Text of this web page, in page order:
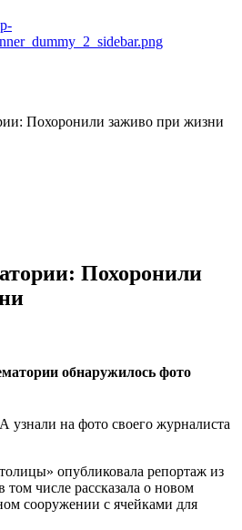
Похоронили заживо при жизни
Похоронили
обнаружилось фото
на фото своего журналиста
опубликовала репортаж из
том числе рассказала о новом
сооружении с ячейками для